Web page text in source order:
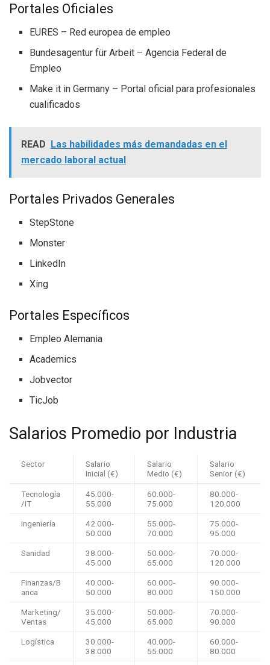
Portales Oficiales
EURES – Red europea de empleo
Bundesagentur für Arbeit – Agencia Federal de
Empleo
Make it in Germany – Portal oficial para profesionales
cualificados
READ Las habilidades más demandadas en el
mercado laboral actual
Portales Privados Generales
StepStone
Monster
LinkedIn
Xing
Portales Específicos
Empleo Alemania
Academics
Jobvector
TicJob
Salarios Promedio por Industria
Sector
Salario
Inicial (€)
Salario
Medio (€)
Salario
Senior (€)
Tecnología
/IT
45.000-
55.000
60.000-
75.000
80.000-
120.000
Ingeniería
42.000-
50.000
55.000-
70.000
75.000-
95.000
Sanidad
38.000-
45.000
50.000-
65.000
70.000-
120.000
Finanzas/B
anca
40.000-
50.000
60.000-
80.000
90.000-
150.000
Marketing/
Ventas
35.000-
45.000
50.000-
65.000
70.000-
90.000
Logística
30.000-
38.000
40.000-
55.000
60.000-
80.000